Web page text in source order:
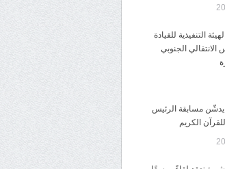
التنفيذية للقيادة
الانتقالي الجنوبي
يدشّن مسابقة الرئيس
للقرآن الكريم